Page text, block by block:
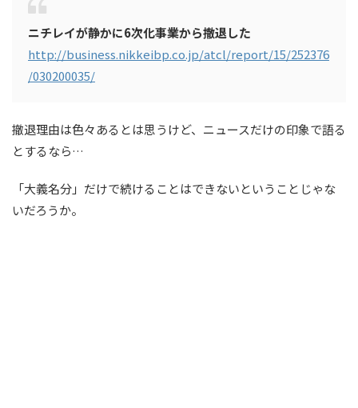
ニチレイが静かに6次化事業から撤退した
http://business.nikkeibp.co.jp/atcl/report/15/252376
/030200035/
撤退理由は色々あるとは思うけど、ニュースだけの印象で語る
とするなら…
「大義名分」だけで続けることはできないということじゃな
いだろうか。